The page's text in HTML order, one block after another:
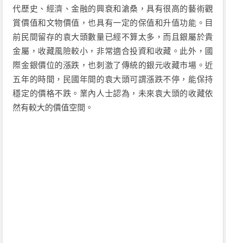
代歷史、經濟、金融的興衰和滄桑，具有很高的藝術觀
賞價值和文物價值，也具有一定的保值和升值功能。目
前民間留存的袁大頭數量已經不算太多，而且銀屬於貴
金屬，收藏風險較小，非常適合投資和收藏。此外，國
際金銀價位的漲跌，也刺激了傳統的銀元收藏市場。近
五年的時間，民國年間的袁大頭可謂漲跌不停，能保持
穩定的價格不跌。業內人士認為，未來袁大頭的收藏依
然有較大的價值空間。